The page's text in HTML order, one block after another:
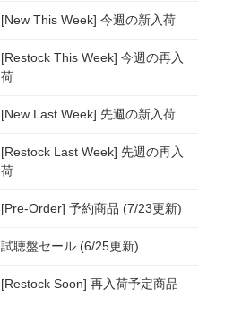
[New This Week] 今週の新入荷
[Restock This Week] 今週の再入
荷
[New Last Week] 先週の新入荷
[Restock Last Week] 先週の再入
荷
[Pre-Order] 予約商品 (7/23更新)
試聴盤セール (6/25更新)
[Restock Soon] 再入荷予定商品